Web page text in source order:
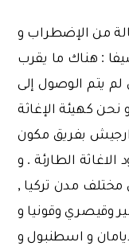
من الإضطراب و
: هناك ما يقرب
لم يتم الوصول إلى
كهيئة الإغاثة
ارجيش بفريق مكون
الطارئة . و
مختلف مدن تركيا ,
وقيصري وقونيا و
و اسطنبول و